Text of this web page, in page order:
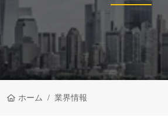
ホーム 業界情報